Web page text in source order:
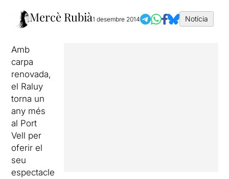
Mercè Rubià1 desembre 2014 Notícia
Amb
carpa
renovada,
el Raluy
torna un
any més
al Port
Vell per
oferir el
seu
espectacle